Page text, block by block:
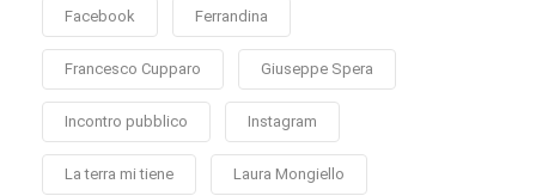
Facebook Ferrandina
Francesco Cupparo Giuseppe Spera
Incontro pubblico Instagram
La terra mi tiene Laura Mongiello